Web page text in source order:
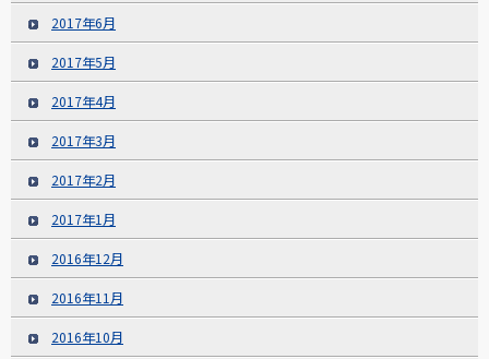
2017年6月
2017年5月
2017年4月
2017年3月
2017年2月
2017年1月
2016年12月
2016年11月
2016年10月